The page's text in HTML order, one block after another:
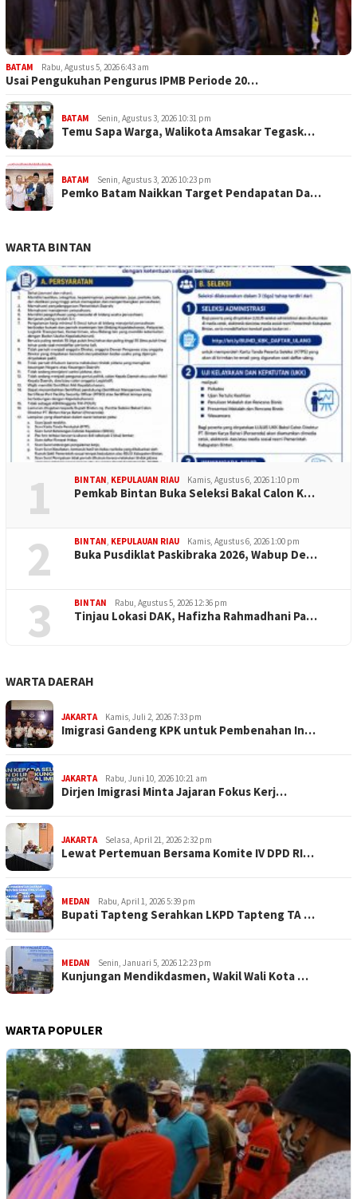
BATAM Rabu, Agustus 5, 2026 6:43 am
Usai Pengukuhan Pengurus IPMB Periode 20…
BATAM Senin, Agustus 3, 2026 10:31 pm
Temu Sapa Warga, Walikota Amsakar Tegask…
BATAM Senin, Agustus 3, 2026 10:23 pm
Pemko Batam Naikkan Target Pendapatan Da…
WARTA BINTAN
1 BINTAN, KEPULAUAN RIAU Kamis, Agustus 6, 2026 1:10 pm
Pemkab Bintan Buka Seleksi Bakal Calon K…
2 BINTAN, KEPULAUAN RIAU Kamis, Agustus 6, 2026 1:00 pm
Buka Pusdiklat Paskibraka 2026, Wabup De…
3 BINTAN Rabu, Agustus 5, 2026 12:36 pm
Tinjau Lokasi DAK, Hafizha Rahmadhani Pa…
WARTA DAERAH
JAKARTA Kamis, Juli 2, 2026 7:33 pm
Imigrasi Gandeng KPK untuk Pembenahan In…
JAKARTA Rabu, Juni 10, 2026 10:21 am
Dirjen Imigrasi Minta Jajaran Fokus Kerj…
JAKARTA Selasa, April 21, 2026 2:32 pm
Lewat Pertemuan Bersama Komite IV DPD RI…
MEDAN Rabu, April 1, 2026 5:39 pm
Bupati Tapteng Serahkan LKPD Tapteng TA …
MEDAN Senin, Januari 5, 2026 12:23 pm
Kunjungan Mendikdasmen, Wakil Wali Kota …
WARTA POPULER